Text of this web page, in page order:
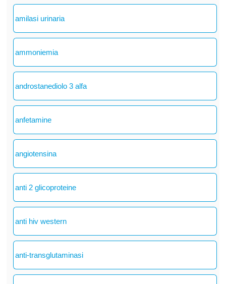
amilasi urinaria
ammoniemia
androstanediolo 3 alfa
anfetamine
angiotensina
anti 2 glicoproteine
anti hiv western
anti-transglutaminasi